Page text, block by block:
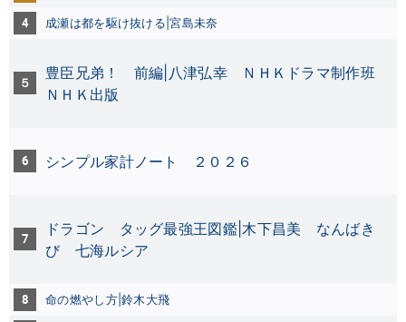
4 成瀬は都を駆け抜ける|宮島未奈
５
豊臣兄弟！ 前編|八津弘幸
ＮＨＫドラマ制作班
ＮＨＫ出版
6 シンプル家計ノート ２０２６
7
ドラゴン タッグ最強王図鑑|木下昌美 なんばき
び 七海ルシア
8 命の燃やし方|鈴木大飛